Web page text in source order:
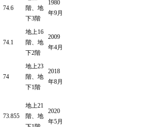
74.6
階、地
下3階
1980
年9月
74.1
地上16
階、地
下2階
2009
年4月
74
地上23
階、地
下1階
2018
年8月
73.855
地上21
階、地
2020
年5月